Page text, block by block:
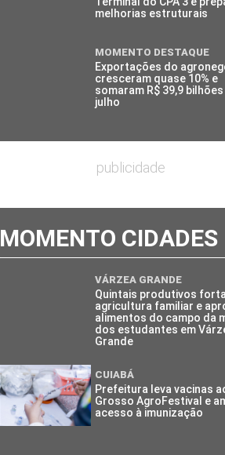
melhorias estruturais
MOMENTO DESTAQUE
Exportações do
cresceram quase 10% e
somaram R$ 39,9
julho
publicidade
MOMENTO CIDADES
VÁRZEA GRANDE
Quintais produtivos
agricultura familiar e
alimentos do campo da
dos estudantes em
Grande
CUIABÁ
Prefeitura leva vacinas
Grosso AgroFestival e
acesso à imunização